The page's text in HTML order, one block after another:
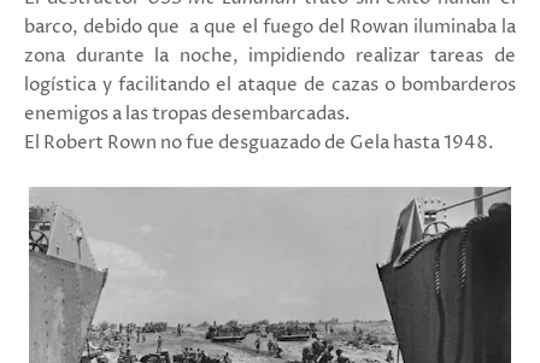
barco, debido que a que el fuego del Rowan iluminaba la
zona durante la noche, impidiendo realizar tareas de
logística y facilitando el ataque de cazas o bombarderos
enemigos a las tropas desembarcadas.
El Robert Rown no fue desguazado de Gela hasta 1948.